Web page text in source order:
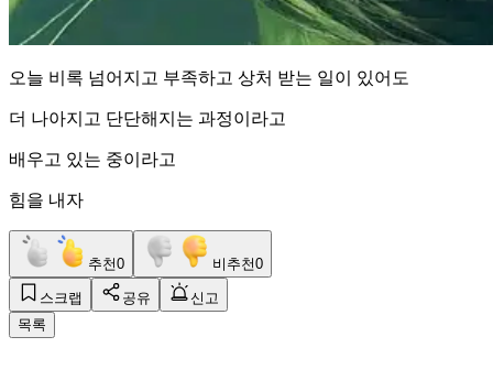
오늘 비록 넘어지고 부족하고 상처 받는 일이 있어도
더 나아지고 단단해지는 과정이라고
배우고 있는 중이라고
힘을 내자
추천0 비추천0
스크랩 공유
신고
목록